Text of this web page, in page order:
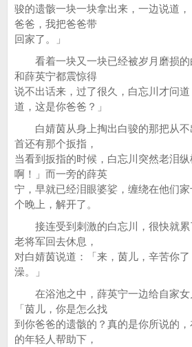
骏的遗骸一块一块拿出来，一边说道
爸爸，我把爸爸带
回家了。」
看着一块又一块已经被岁月磨损的
和薛英宁都震惊得
说不出话来，过了很久，白忘川才问
道，这是你爸爸？」
白婧茵从身上掏出白骏的那把从不
首还有那个扳指，
当看到扳指的时候，白忘川突然老泪
啊！」而一旁的薛英
宁，早就已经泪眼婆娑，缠绕在他们
个晚上，解开了。
接连受到刺激的白忘川，很快就累
老将军回去休息，
对白婧茵说道：「来，茵儿，辛苦你
澡。」
在浴池之中，薛英宁一边给自家女
「茵儿，你是怎么找
到你爸爸的遗骸的？真的是你所说的
的年轻人帮助下，